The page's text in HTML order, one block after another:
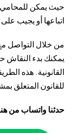
حيث يمكن للمحامي
اتباعها أو يجيب
من خلال التواصل
يمكنك بدء النقاش
القانونية. هذه
للقانون المتعلق
حدثنا واتساب من